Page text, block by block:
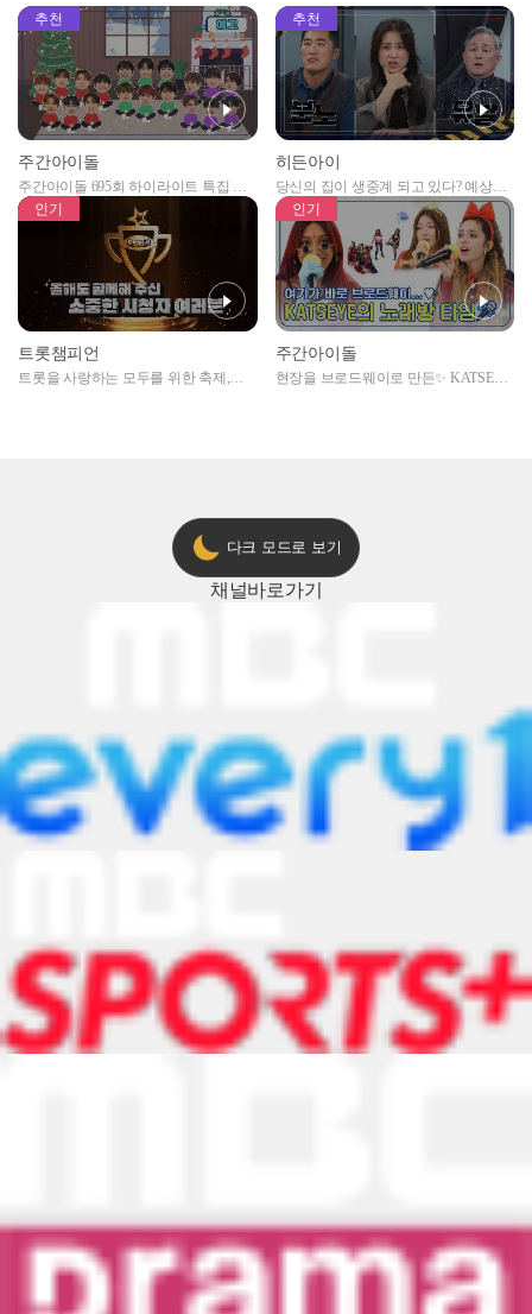
추천
주간아이돌
주간아이돌 695회 하이라이트 특집 남
자아이돌편 예고
추천
히든아이
당신의 집이 생중계 되고 있다? 예상치
못한 곳에서 일어나는 불법촬영 범죄!
인기
트롯챔피언
트롯을 사랑하는 모두를 위한 축제,
인기
주간아이돌
현장을 브로드웨이로 만든✨ KATSEYE
다크 모드로 보기
채널바로가기